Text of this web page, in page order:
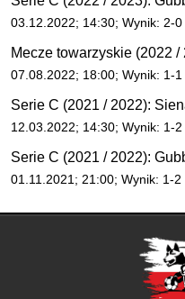
03.12.2022; 14:30; Wynik: 2-0
Mecze towarzyskie (2022
07.08.2022; 18:00; Wynik: 1-1
Serie C (2021 / 2022):
12.03.2022; 14:30; Wynik: 1-2
Serie C (2021 / 2022):
01.11.2021; 21:00; Wynik: 1-2